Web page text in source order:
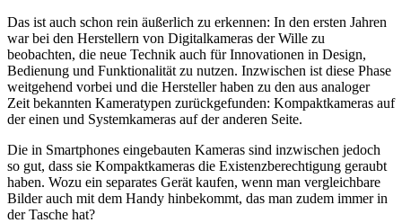
Das ist auch schon rein äußerlich zu erkennen: In den ersten Jahren
war bei den Herstellern von Digitalkameras der Wille zu
beobachten, die neue Technik auch für Innovationen in Design,
Bedienung und Funktionalität zu nutzen. Inzwischen ist diese Phase
weitgehend vorbei und die Hersteller haben zu den aus analoger
Zeit bekannten Kameratypen zurückgefunden: Kompaktkameras auf
der einen und Systemkameras auf der anderen Seite.
Die in Smartphones eingebauten Kameras sind inzwischen jedoch
so gut, dass sie Kompaktkameras die Existenzberechtigung geraubt
haben. Wozu ein separates Gerät kaufen, wenn man vergleichbare
Bilder auch mit dem Handy hinbekommt, das man zudem immer in
der Tasche hat?